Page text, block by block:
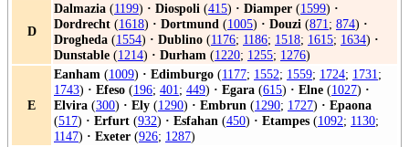
D
Dalmazia (1199) · Diospoli (415) · Diamper (1599) ·
Dordrecht (1618) · Dortmund (1005) · Douzi (871; 874) ·
Drogheda (1554) · Dublino (1176; 1186; 1518; 1615; 1634) ·
Dunstable (1214) · Durham (1220; 1255; 1276)
E
Eanham (1009) · Edimburgo (1177; 1552; 1559; 1724; 1731;
1743) · Efeso (196; 401; 449) · Egara (615) · Elne (1027) ·
Elvira (300) · Ely (1290) · Embrun (1290; 1727) · Epaona
(517) · Erfurt (932) · Esfahan (450) · Etampes (1092; 1130;
1147) · Exeter (926; 1287)